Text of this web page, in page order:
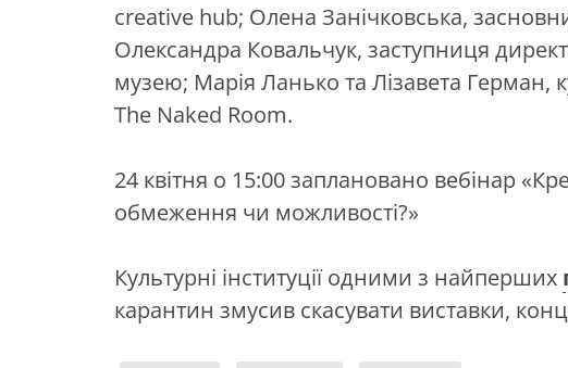
creative hub; Олена Занічковська,
Олександра Ковальчук, заступниця
музею; Марія Ланько та Лізавета Герман,
The Naked Room.
24 квітня о 15:00 заплановано вебінар
обмеження чи можливості?»
Культурні інституції одними з найперших
карантин змусив скасувати виставки,